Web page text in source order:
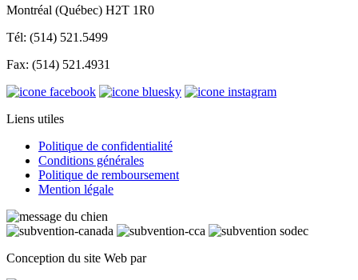
Montréal (Québec) H2T 1R0
Tél: (514) 521.5499
Fax: (514) 521.4931
Liens utiles
Politique de confidentialité
Conditions générales
Politique de remboursement
Mention légale
Conception du site Web par